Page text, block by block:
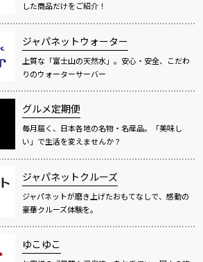
した商品だけをご紹介！
ジャパネットウォーター
上質な「富士山の天然水」。安心・安全、こだわ
りのウォーターサーバー
グルメ定期便
毎月届く、日本各地の名物・名産品。「美味し
い」で生活を変えませんか？
ジャパネットクルーズ
ジャパネットが磨き上げたおもてなしで、感動の
豪華クルーズ体験を。
ゆこゆこ